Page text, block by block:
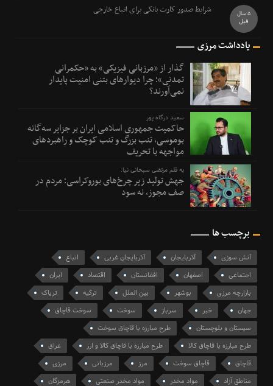
شرایط صدور کارت بانکی برای اتباع خارجی 5 سال
قبل
یادداشت مرزی
گذار از «مرزبانی فیزیکی» به «حکمرانی
تمدنی»؛ چرا دیوارهای بتنی امنیت پایدار
نمی‌آورند؟
سعید درگاه پور
حاکمیت جمهوری اسلامی ایران بر جزایر سه‌گانه
بوموسی، تنب بزرگ و‌ تنب کوچک و راهبردهای
مواجهه با تحریف
به قلم مرتضی سبحانی نیا:
جهش تولید زیر چرخ‌های بوروکراسی؛ مردم در
صف مجوز، نه سود
برچسب ها
آتش سوزی آذربایجان آذربایجان غربی
اتباع
اجتماعی
اصفهان افغانستان اقتصاد
ایران
بازارچه مرزی
بوشهر بین الملل ترکیه
تریاک
جهان
خبر سرباز سوخت
سوخت قاچاق
سیستان و بلوچستان
طرح مبارزه با قاچاق سوخت
طرح مبارزه با قاچاق کالا
طرح مبارزه با قاچاق کالا و ارز
عراق
قاچاق
قاچاق سوخت مرز مرزبانی
مرزی
مناطق آزاد
مواد مخدر مواد مخدر صنعتی هرمزگان